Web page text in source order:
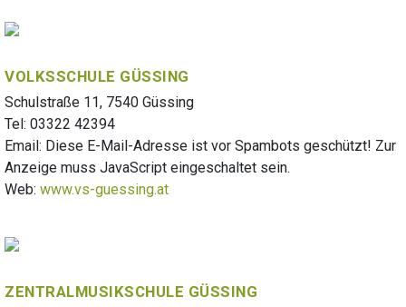
VOLKSSCHULE GÜSSING
Schulstraße 11, 7540 Güssing
Tel: 03322 42394
Email: Diese E-Mail-Adresse ist vor Spambots geschützt! Zur
Anzeige muss JavaScript eingeschaltet sein.
Web: www.vs-guessing.at
ZENTRALMUSIKSCHULE GÜSSING